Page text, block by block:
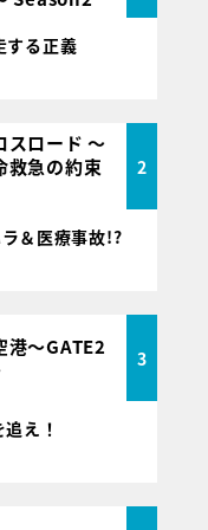
る正義
スロード ～
救急の約束
2
＆医療事故!?
港～GATE2
3
え！